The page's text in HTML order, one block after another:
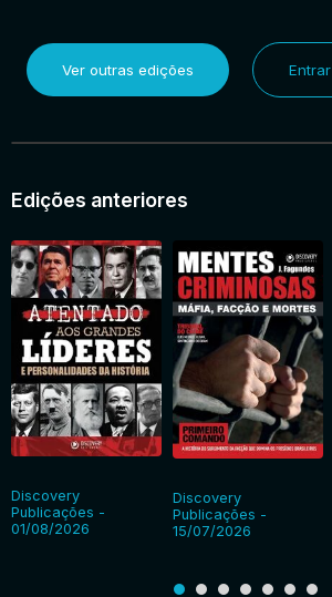
Ver outras edições Entrar
Edições anteriores
Discovery
Publicações -
01/08/2026
Discovery
Publicações -
15/07/2026